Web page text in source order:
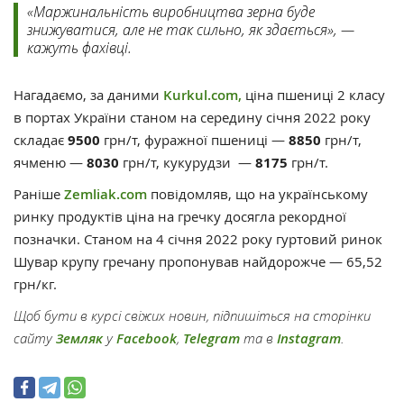
«Маржинальність виробництва зерна буде
знижуватися, але не так сильно, як здається», —
кажуть фахівці.
Нагадаємо, за даними Kurkul.com, ціна пшениці 2 класу
в портах України станом на середину січня 2022 року
складає 9500 грн/т, фуражної пшениці — 8850 грн/т,
ячменю — 8030 грн/т, кукурудзи — 8175 грн/т.
Раніше Zemliak.com повідомляв, що на українському
ринку продуктів ціна на гречку досягла рекордної
позначки. Станом на 4 січня 2022 року гуртовий ринок
Шувар крупу гречану пропонував найдорожче — 65,52
грн/кг.
Щоб бути в курсі свіжих новин, підпишіться на сторінки
сайтуЗемлякуFacebook, Telegram та в Instagram